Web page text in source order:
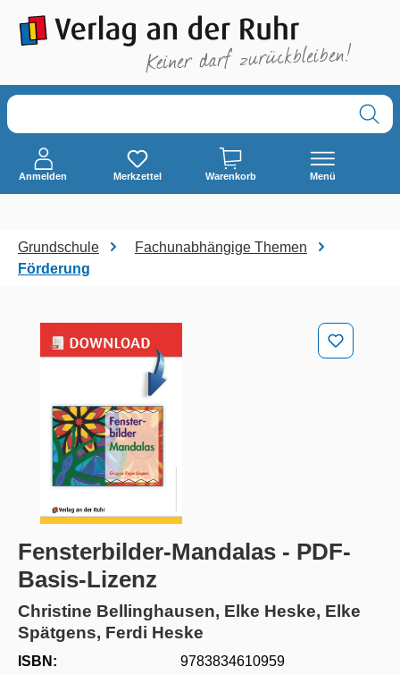
springen
Anmelden Merkzettel Warenkorb Menü
Grundschule
Fachunabhängige Themen
Förderung
Fensterbilder-Mandalas - PDF-
Basis-Lizenz
Christine Bellinghausen, Elke Heske, Elke
Spätgens, Ferdi Heske
ISBN:
9783834610959